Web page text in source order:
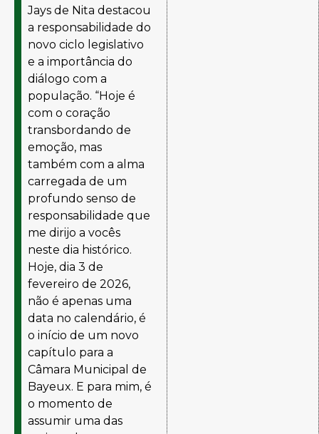
Jays de Nita destacou
a responsabilidade do
novo ciclo legislativo
e a importância do
diálogo com a
população. “Hoje é
com o coração
transbordando de
emoção, mas
também com a alma
carregada de um
profundo senso de
responsabilidade que
me dirijo a vocês
neste dia histórico.
Hoje, dia 3 de
fevereiro de 2026,
não é apenas uma
data no calendário, é
o início de um novo
capítulo para a
Câmara Municipal de
Bayeux. E para mim, é
o momento de
assumir uma das